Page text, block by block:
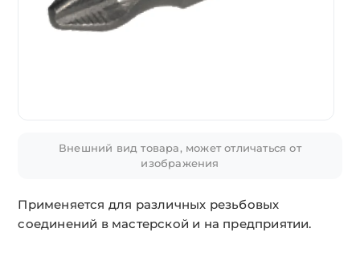
Внешний вид товара, может отличаться от
изображения
Применяется для различных резьбовых
соединений в мастерской и на предприятии.